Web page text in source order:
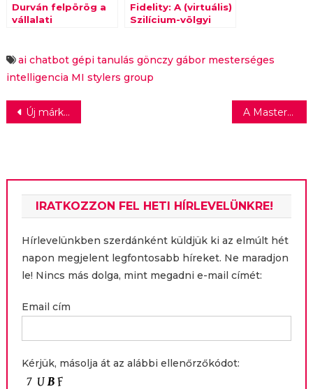
Durván felpörög a
vállalati
a jövő év
meghatározó tech
trendjei!
Fidelity: A (virtuális)
Szilícium-völgyi
ai chatbot gépi tanulás gönczy gábor mesterséges
intelligencia MI stylers group
Bejegyzés
Új márkastratéga a BioTechUSA-nál: Dr. Pintér Dániel Gergő felel a cég vállalati kommunikációjáért A Mastercard és a ZEN új digitális pénzügyi megoldásokat indít az e-kereskedelmi kihívások kezelésére
IRATKOZZON FEL HETI HÍRLEVELÜNKRE!
Hírlevelünkben szerdánként küldjük ki az elmúlt hét
napon megjelent legfontosabb híreket. Ne maradjon
le! Nincs más dolga, mint megadni e-mail címét:
Email cím
Kérjük, másolja át az alábbi ellenőrzőkódot: